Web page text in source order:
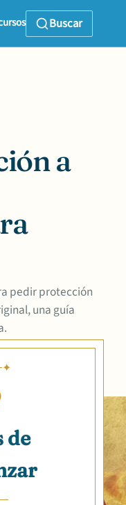
Buscar
a
pedir protección
una guía
de